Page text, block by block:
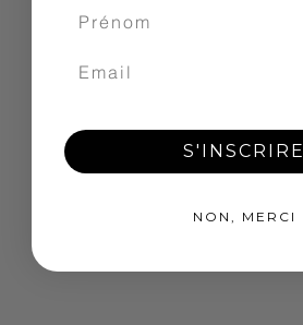
S'INSCRIRE
NON, MERCI